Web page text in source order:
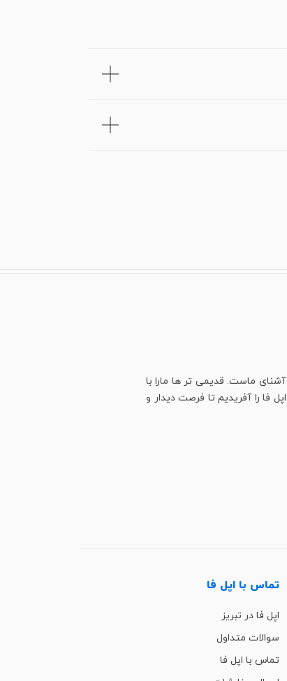
ماست. قدیمی تر ها مارا با
فا را آفریدیم تا فرصت دیدار و
تماس با اپل فا
اپل فا در تبریز
سوالات متداول
تماس با اپل فا